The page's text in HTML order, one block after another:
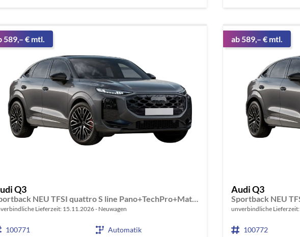
589,– € mtl.
Q3
Sportback NEU TFSI quattro S line Pano+TechPro+Matrix+AHK+HUD+Alu20+KlimaPlus+DCC+SONOS
Lieferzeit:15.11.2026 Neuwagen
100771 Automatik
ab 589,– € mtl.
Audi Q3
unverbindliche Lieferzeit:
100772